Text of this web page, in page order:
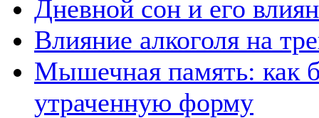
Дневной сон и его
Влияние алкоголя на
Мышечная память: как
утраченную форму